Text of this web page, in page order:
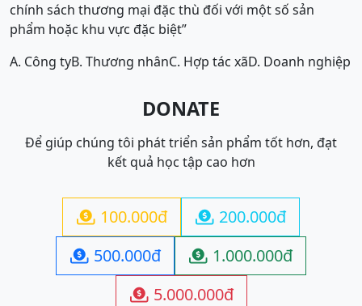
chính sách thương mại đặc thù đối với một số sản
phẩm hoặc khu vực đặc biệt”
A. Công tyB. Thương nhânC. Hợp tác xãD. Doanh nghiệp
DONATE
Để giúp chúng tôi phát triển sản phẩm tốt hơn, đạt
kết quả học tập cao hơn
 100.000đ  200.000đ
 500.000đ  1.000.000đ
 5.000.000đ